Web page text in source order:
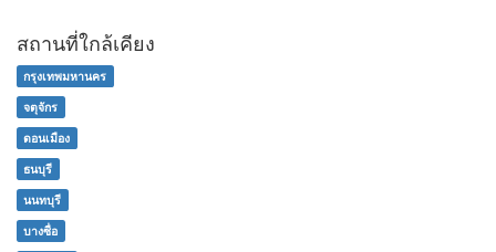
สถานที่ใกล้เคียง
กรุงเทพมหานคร
จตุจักร
ดอนเมือง
ธนบุรี
นนทบุรี
บางซื่อ